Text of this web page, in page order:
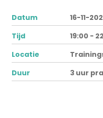
Datum
16-11-
Tijd
19:00 -
Locatie
Duur
3 uur